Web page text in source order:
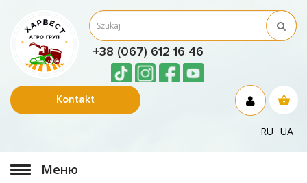
+38 (067) 612 16 46
Kontakt
RU UA
Меню